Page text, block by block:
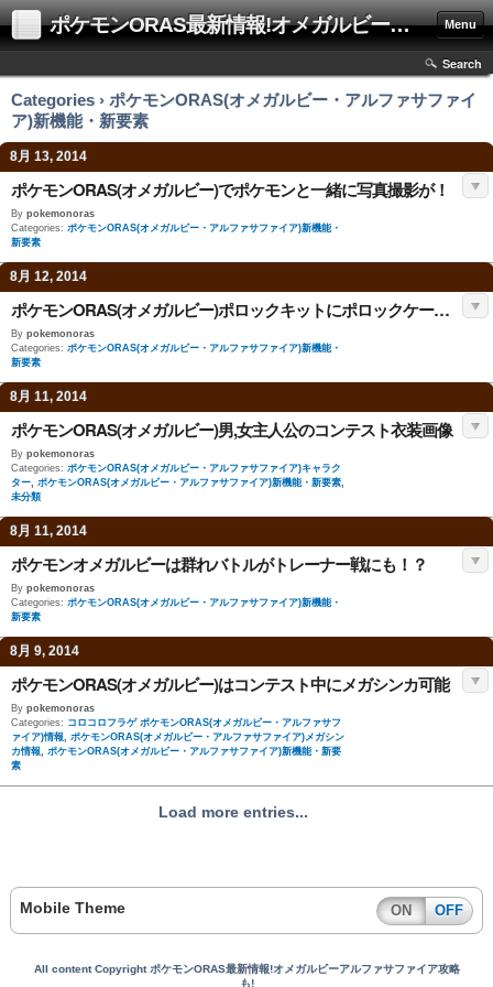
ポケモンORAS最新情報!オメガルビーアルファサファイア攻略も! Menu
Search
Categories › ポケモンORAS(オメガルビー・アルファサファイ
ア)新機能・新要素
8月 13, 2014
ポケモンORAS(オメガルビー)でポケモンと一緒に写真撮影が！
By pokemonoras
Categories: ポケモンORAS(オメガルビー・アルファサファイア)新機能・
新要素
8月 12, 2014
ポケモンORAS(オメガルビー)ポロックキットにポロックケースは？
By pokemonoras
Categories: ポケモンORAS(オメガルビー・アルファサファイア)新機能・
新要素
8月 11, 2014
ポケモンORAS(オメガルビー)男,女主人公のコンテスト衣装画像
By pokemonoras
Categories: ポケモンORAS(オメガルビー・アルファサファイア)キャラク
ター, ポケモンORAS(オメガルビー・アルファサファイア)新機能・新要素,
未分類
8月 11, 2014
ポケモンオメガルビーは群れバトルがトレーナー戦にも！？
By pokemonoras
Categories: ポケモンORAS(オメガルビー・アルファサファイア)新機能・
新要素
8月 9, 2014
ポケモンORAS(オメガルビー)はコンテスト中にメガシンカ可能
By pokemonoras
Categories: コロコロフラゲ ポケモンORAS(オメガルビー・アルファサフ
ァイア)情報, ポケモンORAS(オメガルビー・アルファサファイア)メガシン
カ情報, ポケモンORAS(オメガルビー・アルファサファイア)新機能・新要
素
Load more entries...
Mobile Theme ON OFF
All content Copyright ポケモンORAS最新情報!オメガルビーアルファサファイア攻略
も!